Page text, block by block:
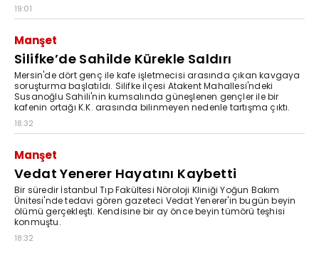
19:01
Manşet
Silifke’de Sahilde Kürekle Saldırı
Mersin'de dört genç ile kafe işletmecisi arasında çıkan kavgaya
soruşturma başlatıldı. Silifke ilçesi Atakent Mahallesi'ndeki
Susanoğlu Sahili'nin kumsalında güneşlenen gençler ile bir
kafenin ortağı K.K. arasında bilinmeyen nedenle tartışma çıktı.
18:32
Manşet
Vedat Yenerer Hayatını Kaybetti
Bir süredir İstanbul Tıp Fakültesi Nöroloji Kliniği Yoğun Bakım
Ünitesi'nde tedavi gören gazeteci Vedat Yenerer'in bugün beyin
ölümü gerçekleşti. Kendisine bir ay önce beyin tümörü teşhisi
konmuştu.
18:32